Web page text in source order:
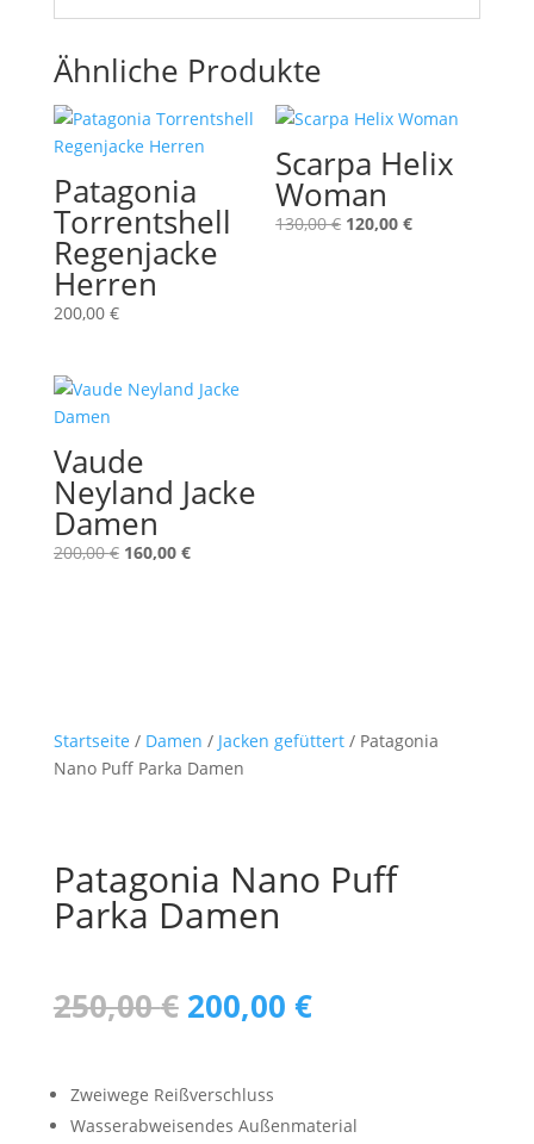
Ähnliche Produkte
Patagonia
Torrentshell
Regenjacke
Herren
200,00 €
Scarpa Helix
Woman
130,00€ Ursprünglicher
120,00€Aktueller
Vaude
Neyland Jacke
Damen
200,00€ Ursprünglicher
160,00 €Aktueller
Startseite / Damen / Jacken gefüttert/ Patagonia
Nano Puff Parka Damen
Patagonia Nano Puff
Parka Damen
250,00€ Ursprünglicher
Preis
250,00 €
200,00 €Aktueller
Preis
Zweiwege Reißverschluss
Wasserabweisendes Außenmaterial